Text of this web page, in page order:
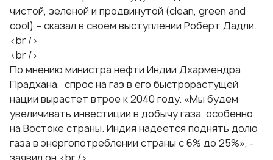
чистой, зеленой и продвинутой (clean, green and
cool) – сказал в своем выступлении Роберт Дадли.
<br />
<br />
По мнению министра нефти Индии Дхармендра
Прадхана, спрос на газ в его быстрорастущей
нации вырастет втрое к 2040 году. «Мы будем
увеличивать инвестиции в добычу газа, особенно
на Востоке страны. Индия надеется поднять долю
газа в энергопотреблении страны с 6% до 25%», -